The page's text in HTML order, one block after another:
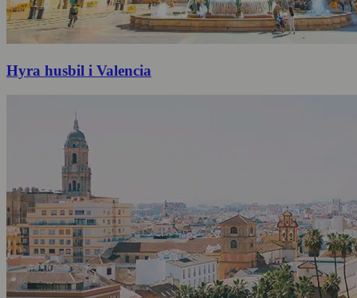
Hyra husbil i Valencia